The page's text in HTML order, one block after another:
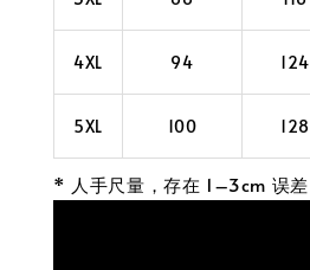
4XL 94 124
5XL 100 128
* 人手尺量，存在 1–3cm 误差